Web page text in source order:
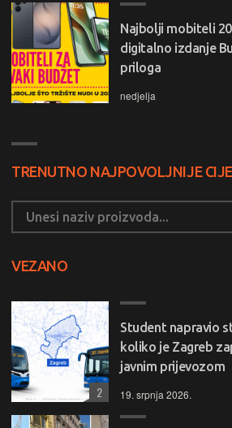
Najbolji mobiteli
digitalno izdanje
priloga
nedjelja
TRENUTNO NAJPOVOLJNIJE
VEZANO
Student napravio
koliko je Zagreb
javnim prijevozom
19. srpnja 2026.
2